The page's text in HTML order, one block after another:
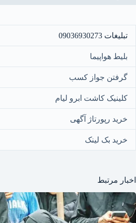
تبلیغات 09036930273
بلیط هواپیما
گرفتن جواز کسب
کلینیک کاشت ابرو لیام
خرید رپورتاژ آگهی
خرید بک لینک
اخبار مرتبط